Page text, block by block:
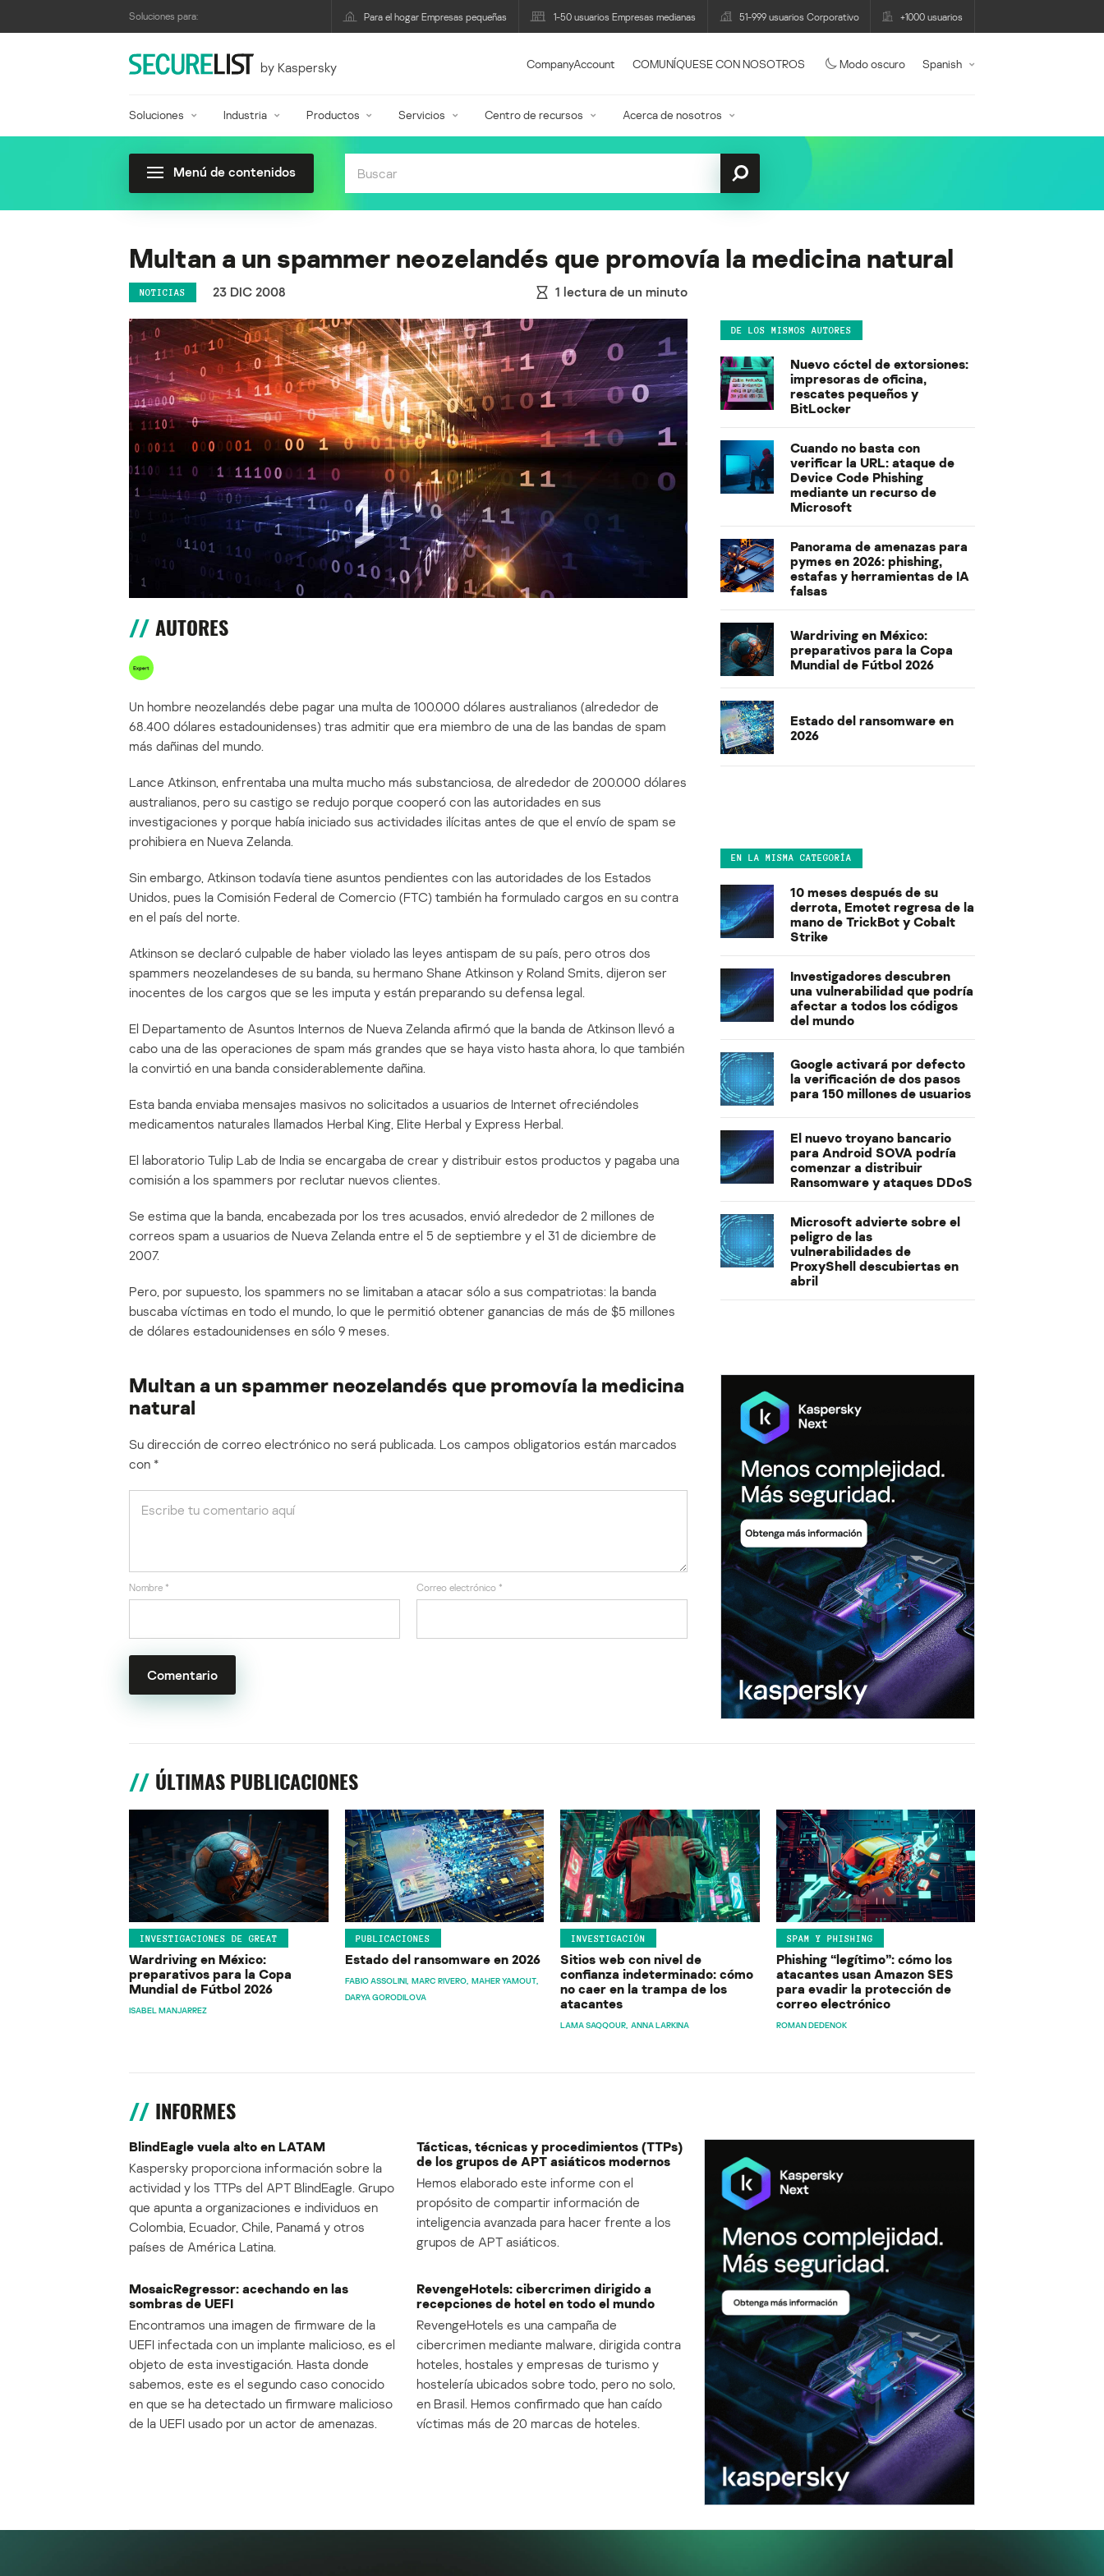
Soluciones para: Para el hogar Empresas pequeñas 1-50 usuarios Empresas medianas 51-999 usuarios Corporativo +1000 usuarios
by Kaspersky CompanyAccount COMUNÍQUESE CON NOSOTROS Modo oscuro Spanish
Soluciones Industria Productos Servicios Centro de recursos Acerca de nosotros
Menú de contenidos
Multan a un spammer neozelandés que promovía la medicina natural
NOTICIAS 23 DIC 2008 1 lectura de un minuto
AUTORES
Un hombre neozelandés debe pagar una multa de 100.000 dólares australianos (alrededor de
68.400 dólares estadounidenses) tras admitir que era miembro de una de las bandas de spam
más dañinas del mundo.
Lance Atkinson, enfrentaba una multa mucho más substanciosa, de alrededor de 200.000 dólares
australianos, pero su castigo se redujo porque cooperó con las autoridades en sus
investigaciones y porque había iniciado sus actividades ilícitas antes de que el envío de spam se
prohibiera en Nueva Zelanda.
Sin embargo, Atkinson todavía tiene asuntos pendientes con las autoridades de los Estados
Unidos, pues la Comisión Federal de Comercio (FTC) también ha formulado cargos en su contra
en el país del norte.
Atkinson se declaró culpable de haber violado las leyes antispam de su país, pero otros dos
spammers neozelandeses de su banda, su hermano Shane Atkinson y Roland Smits, dijeron ser
inocentes de los cargos que se les imputa y están preparando su defensa legal.
El Departamento de Asuntos Internos de Nueva Zelanda afirmó que la banda de Atkinson llevó a
cabo una de las operaciones de spam más grandes que se haya visto hasta ahora, lo que también
la convirtió en una banda considerablemente dañina.
Esta banda enviaba mensajes masivos no solicitados a usuarios de Internet ofreciéndoles
medicamentos naturales llamados Herbal King, Elite Herbal y Express Herbal.
El laboratorio Tulip Lab de India se encargaba de crear y distribuir estos productos y pagaba una
comisión a los spammers por reclutar nuevos clientes.
Se estima que la banda, encabezada por los tres acusados, envió alrededor de 2 millones de
correos spam a usuarios de Nueva Zelanda entre el 5 de septiembre y el 31 de diciembre de
2007.
Pero, por supuesto, los spammers no se limitaban a atacar sólo a sus compatriotas: la banda
buscaba víctimas en todo el mundo, lo que le permitió obtener ganancias de más de $5 millones
de dólares estadounidenses en sólo 9 meses.
Multan a un spammer neozelandés que promovía la medicina
natural
Su dirección de correo electrónico no será publicada. Los campos obligatorios están marcados
con *
Nombre * Correo electrónico *
DE LOS MISMOS AUTORES
Nuevo cóctel de extorsiones:
impresoras de oficina,
rescates pequeños y
BitLocker
Cuando no basta con
verificar la URL: ataque de
Device Code Phishing
mediante un recurso de
Microsoft
Panorama de amenazas para
pymes en 2026: phishing,
estafas y herramientas de IA
falsas
Wardriving en México:
preparativos para la Copa
Mundial de Fútbol 2026
Estado del ransomware en
2026
EN LA MISMA CATEGORÍA
10 meses después de su
derrota, Emotet regresa de la
mano de TrickBot y Cobalt
Strike
Investigadores descubren
una vulnerabilidad que podría
afectar a todos los códigos
del mundo
Google activará por defecto
la verificación de dos pasos
para 150 millones de usuarios
El nuevo troyano bancario
para Android SOVA podría
comenzar a distribuir
Ransomware y ataques DDoS
Microsoft advierte sobre el
peligro de las
vulnerabilidades de
ProxyShell descubiertas en
abril
ÚLTIMAS PUBLICACIONES
INVESTIGACIONES DE GREAT
Wardriving en México:
preparativos para la Copa
Mundial de Fútbol 2026
ISABEL MANJARREZ
PUBLICACIONES
Estado del ransomware en 2026
FABIO ASSOLINI MARC RIVERO MAHER YAMOUT
DARYA GORODILOVA
INVESTIGACIÓN
Sitios web con nivel de
confianza indeterminado: cómo
no caer en la trampa de los
atacantes
LAMA SAQQOUR ANNA LARKINA
SPAM Y PHISHING
Phishing “legítimo”: cómo los
atacantes usan Amazon SES
para evadir la protección de
correo electrónico
ROMAN DEDENOK
INFORMES
BlindEagle vuela alto en LATAM
Kaspersky proporciona información sobre la
actividad y los TTPs del APT BlindEagle. Grupo
que apunta a organizaciones e individuos en
Colombia, Ecuador, Chile, Panamá y otros
países de América Latina.
Tácticas, técnicas y procedimientos (TTPs)
de los grupos de APT asiáticos modernos
Hemos elaborado este informe con el
propósito de compartir información de
inteligencia avanzada para hacer frente a los
grupos de APT asiáticos.
MosaicRegressor: acechando en las
sombras de UEFI
Encontramos una imagen de firmware de la
UEFI infectada con un implante malicioso, es el
objeto de esta investigación. Hasta donde
sabemos, este es el segundo caso conocido
en que se ha detectado un firmware malicioso
de la UEFI usado por un actor de amenazas.
RevengeHotels: cibercrimen dirigido a
recepciones de hotel en todo el mundo
RevengeHotels es una campaña de
cibercrimen mediante malware, dirigida contra
hoteles, hostales y empresas de turismo y
hostelería ubicados sobre todo, pero no solo,
en Brasil. Hemos confirmado que han caído
víctimas más de 20 marcas de hoteles.